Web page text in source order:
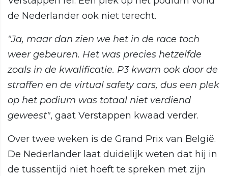
de Nederlander ook niet terecht.
"Ja, maar dan zien we het in de race toch
weer gebeuren. Het was precies hetzelfde
zoals in de kwalificatie. P3 kwam ook door de
straffen en de virtual safety cars, dus een plek
op het podium was totaal niet verdiend
geweest", gaat Verstappen kwaad verder.
Over twee weken is de Grand Prix van België.
De Nederlander laat duidelijk weten dat hij in
de tussentijd niet hoeft te spreken met zijn